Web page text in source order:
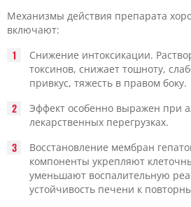
Механизмы действия препарата
включают:
Снижение интоксикации.
токсинов, снижает тошноту,
привкус, тяжесть в правом боку.
Эффект особенно выражен при
лекарственных перегрузках.
Восстановление мембран
компоненты укрепляют
уменьшают воспалительную
устойчивость печени к